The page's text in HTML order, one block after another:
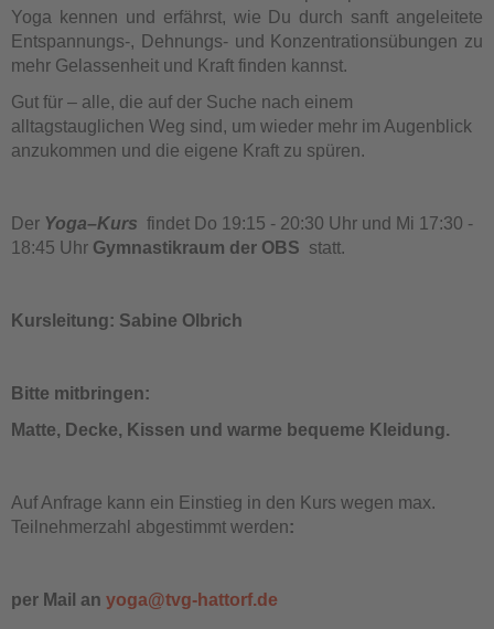
Yoga kennen und erfährst, wie Du durch sanft angeleitete
Entspannungs-, Dehnungs- und Konzentrationsübungen zu
mehr Gelassenheit und Kraft finden kannst.
Gut für – alle, die auf der Suche nach einem
alltagstauglichen Weg sind, um wieder mehr im Augenblick
anzukommen und die eigene Kraft zu spüren.
Der Yoga–Kurs findet Do 19:15 - 20:30 Uhr und Mi 17:30 -
18:45 Uhr Gymnastikraum der OBS statt.
Kursleitung: Sabine Olbrich
Bitte mitbringen:
Matte, Decke, Kissen und warme bequeme Kleidung.
Auf Anfrage kann ein Einstieg in den Kurs wegen max.
Teilnehmerzahl abgestimmt werden:
per Mail an yoga@tvg-hattorf.de